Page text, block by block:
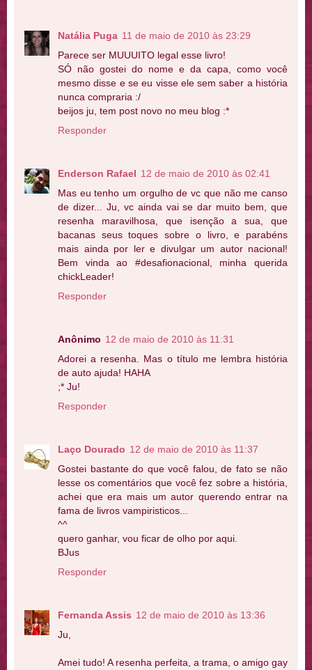
Natália Puga 11 de maio de 2010 às 23:29
Parece ser MUUUITO legal esse livro!
SÓ não gostei do nome e da capa, como você
mesmo disse e se eu visse ele sem saber a história
nunca compraria :/
beijos ju, tem post novo no meu blog :*
Responder
Enderson Rafael 12 de maio de 2010 às 02:41
Mas eu tenho um orgulho de vc que não me canso
de dizer... Ju, vc ainda vai se dar muito bem, que
resenha maravilhosa, que isenção a sua, que
bacanas seus toques sobre o livro, e parabéns
mais ainda por ler e divulgar um autor nacional!
Bem vinda ao #desafionacional, minha querida
chickLeader!
Responder
Anônimo 12 de maio de 2010 às 11:31
Adorei a resenha. Mas o título me lembra história
de auto ajuda! HAHA
;* Ju!
Responder
Laço Dourado 12 de maio de 2010 às 11:37
Gostei bastante do que você falou, de fato se não
lesse os comentários que você fez sobre a história,
achei que era mais um autor querendo entrar na
fama de livros vampiristicos...
^^
quero ganhar, vou ficar de olho por aqui.
BJus
Responder
Fernanda Assis 12 de maio de 2010 às 13:36
Ju,
Amei tudo! A resenha perfeita, a trama, o amigo gay